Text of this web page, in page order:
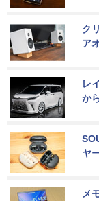
ク
ア
レ
か
ヤ
メ